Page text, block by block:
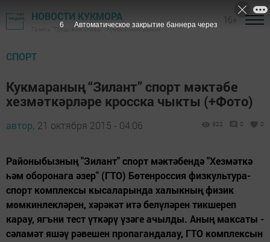
НОВОСТИ КУКМОРА
Газета "Трудовая слава" - Кукморский район
СПОРТ
Кукмараның “Зилант” спорт мәктәбе
хезмәткәрләре кросска чыкты (+Фото)
автор, 21 октября 2015 - 04:06 922 0 0
Районыбызның "Зилант" спорт мәктәбендә "Хезмәткә
һәм оборонага әзер" (ГТО) Бөтенроссия физкультура-
спорт комплексы кысаларында халыкның физик
мөмкинлекләрен, хәрәкәт итә белүләрен тикшереп
карау, ягъни тест үткәрү үзәге ачылды. Аның максаты -
сәламәт яшәү рәвешен пропагандалау, ГТО комплексын
4 Автоматическое закрытие баннера через